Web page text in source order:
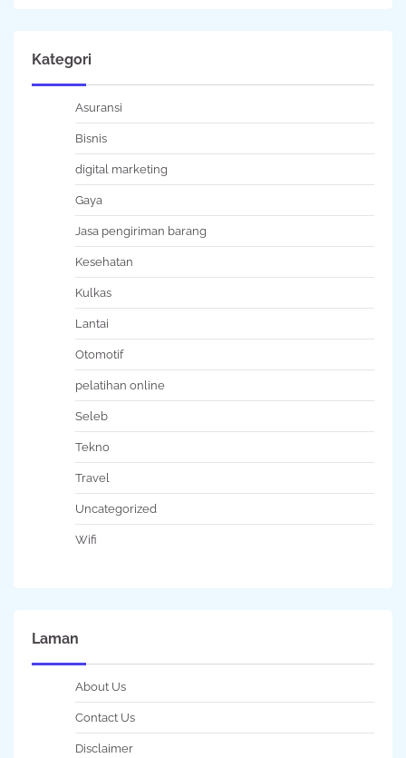
Kategori
Asuransi
Bisnis
digital marketing
Gaya
Jasa pengiriman barang
Kesehatan
Kulkas
Lantai
Otomotif
pelatihan online
Seleb
Tekno
Travel
Uncategorized
Wifi
Laman
About Us
Contact Us
Disclaimer